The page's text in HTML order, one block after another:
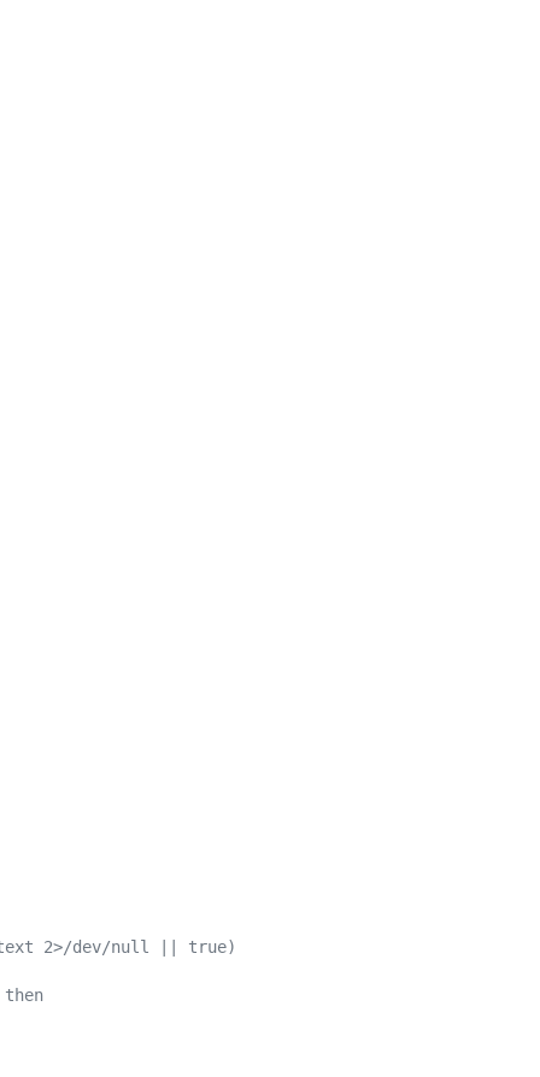
text 2>/dev/null || true)